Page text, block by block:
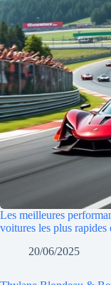
Les meilleures
voitures les plus rapides
20/06/2025